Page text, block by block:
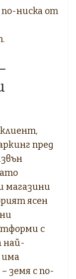
ниска от
пред
магазини
ясен
с
най-
има
земя с по-